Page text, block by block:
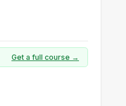
Get a full course →